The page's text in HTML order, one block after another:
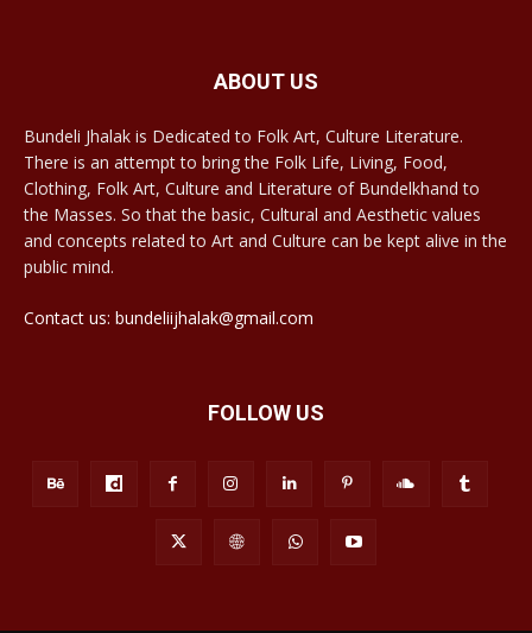
ABOUT US
Bundeli Jhalak is Dedicated to Folk Art, Culture Literature.
There is an attempt to bring the Folk Life, Living, Food,
Clothing, Folk Art, Culture and Literature of Bundelkhand to
the Masses. So that the basic, Cultural and Aesthetic values
and concepts related to Art and Culture can be kept alive in the
public mind.
Contact us: bundeliijhalak@gmail.com
FOLLOW US